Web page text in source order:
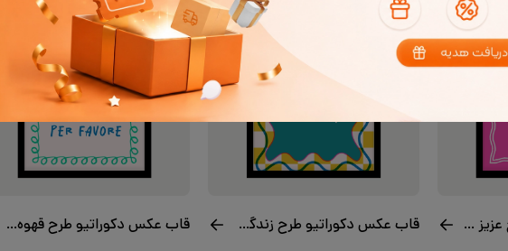
قاب عکس دکوراتیو طرح عزیز من قاب عکس دکوراتیو طرح زندگی آهسته قاب عکس دکوراتیو طرح قهوه لطفا